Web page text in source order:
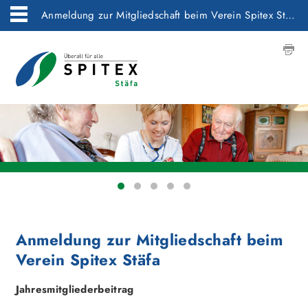
Anmeldung zur Mitgliedschaft beim Verein Spitex Stäfa
Anmeldung zur Mitgliedschaft beim
Verein Spitex Stäfa
Jahresmitgliederbeitrag